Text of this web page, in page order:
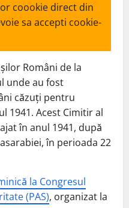
coookie direct din
sa accepti cookie-
Români de la
unde au fost
căzuți pentru
1941. Acest Cimitir al
în anul 1941, după
în perioada 22
la Congresul
(PAS), organizat la